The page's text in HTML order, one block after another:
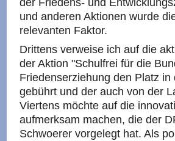
der Friedens- und
und anderen Aktionen wurde
relevanten Faktor.
Drittens verweise ich auf die
der Aktion "Schulfrei für die
Friedenserziehung den Platz
gebührt und der auch von der
Viertens möchte auf die
aufmerksam machen, die der
Schwoerer vorgelegt hat. Als